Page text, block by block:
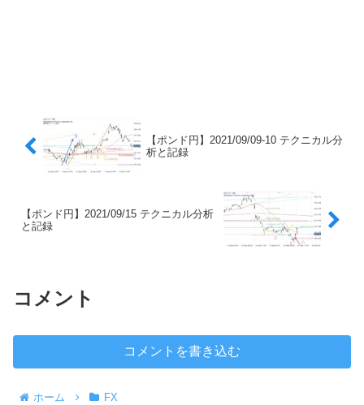
【ポンド円】2021/09/09-10 テクニカル分
析と記録
【ポンド円】2021/09/15 テクニカル分析
と記録
コメント
コメントを書き込む
ホーム FX